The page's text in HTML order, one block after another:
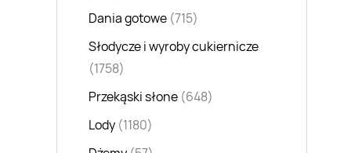
Dania gotowe (715)
Słodycze i wyroby cukiernicze
(1758)
Przekąski słone (648)
Lody (1180)